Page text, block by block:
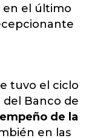
en el último
tuvo el ciclo
Banco de
de la
en las